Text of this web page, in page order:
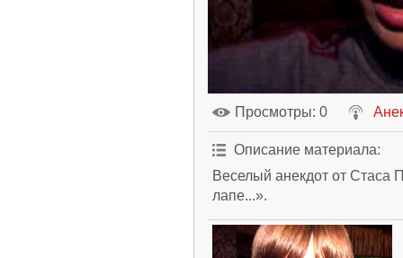
Просмотры: 0
Описание материала:
Веселый анекдот от Стаса
лапе...».